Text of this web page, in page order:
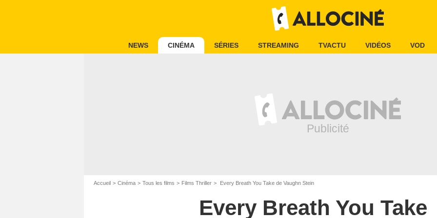
NEWS CINÉMA SÉRIES STREAMING TVACTU VIDÉOS VOD
Accueil Cinéma Tous les films Films Thriller Every Breath You Take de Vaughn Stein
Every Breath You Take